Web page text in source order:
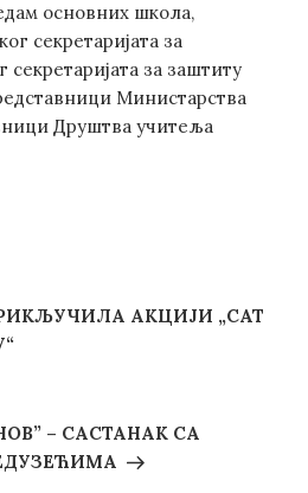
основних школа,
секретаријата за
секретаријата за заштиту
Министарства
Друштва учитеља
АКЦИЈИ „САТ
– САСТАНАК СА